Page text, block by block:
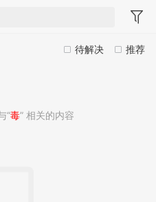
推荐
待解决
“毒” 相关的内容